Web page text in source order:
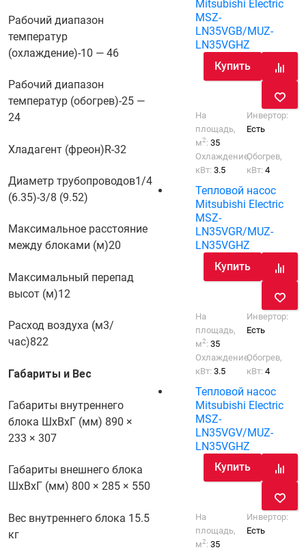
Рабочий диапазон
температур
(охлаждение)-10 — 46
Рабочий диапазон
температур (обогрев)-25 —
24
Хладагент (фреон)R-32
Диаметр трубопроводов1/4
(6.35)-3/8 (9.52)
Максимальное расстояние
между блоками (м)20
Максимальный перепад
высот (м)12
Расход воздуха (м3/
час)822
Габариты и Вес
Габариты внутреннего
блока ШхВхГ (мм) 890 ×
233 × 307
Габариты внешнего блока
ШхВхГ (мм) 800 × 285 × 550
Вес внутреннего блока 15.5
кг
Mitsubishi Electric
MSZ-
LN35VGB/MUZ-
LN35VGHZ
Купить
На
площадь,
м2:35
Инвертор:
Есть
Охлаждение,
кВт:3.5
Обогрев,
кВт:4
Тепловой насос
Mitsubishi Electric
MSZ-
LN35VGR/MUZ-
LN35VGHZ
Купить
На
площадь,
м2:35
Инвертор:
Есть
Охлаждение,
кВт:3.5
Обогрев,
кВт:4
Тепловой насос
Mitsubishi Electric
MSZ-
LN35VGV/MUZ-
LN35VGHZ
Купить
На
площадь,
м2:35
Инвертор:
Есть